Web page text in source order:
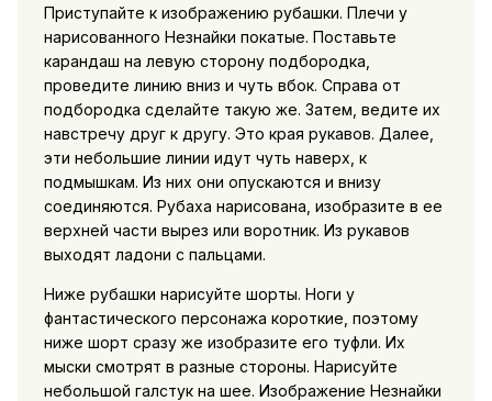
Приступайте к изображению рубашки. Плечи у
нарисованного Незнайки покатые. Поставьте
карандаш на левую сторону подбородка,
проведите линию вниз и чуть вбок. Справа от
подбородка сделайте такую же. Затем, ведите их
навстречу друг к другу. Это края рукавов. Далее,
эти небольшие линии идут чуть наверх, к
подмышкам. Из них они опускаются и внизу
соединяются. Рубаха нарисована, изобразите в ее
верхней части вырез или воротник. Из рукавов
выходят ладони с пальцами.
Ниже рубашки нарисуйте шорты. Ноги у
фантастического персонажа короткие, поэтому
ниже шорт сразу же изобразите его туфли. Их
мыски смотрят в разные стороны. Нарисуйте
небольшой галстук на шее. Изображение Незнайки